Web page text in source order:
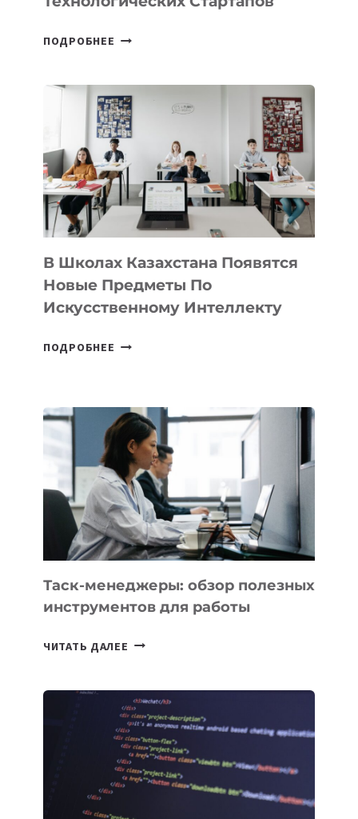
ПОДРОБНЕЕ ОТКРЫТ
DEAL
VELOCITY
BY
MOST
—
МЕЖДУНАРОДНУЮ
ПРОГРАММУ
ДЛЯ
ТЕХНОЛОГИЧЕСКИХ
В Школах Казахстана Появятся
Новые Предметы По
Искусственному Интеллекту
ПОДРОБНЕЕ
НОВЫЕ
ПРЕДМЕТЫ
ПО
ИСКУССТВЕННОМУ
ИНТЕЛЛЕКТУ
Таск-менеджеры: обзор полезных
инструментов для работы
ЧИТАТЬ ДАЛЕЕ ТАСК-
ПОЛЕЗНЫХ
ИНСТРУМЕНТОВ
ДЛЯ
РАБОТЫ